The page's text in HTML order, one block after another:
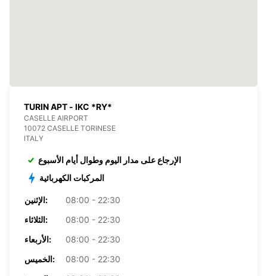
TURIN APT - IKC *RY*
CASELLE AIRPORT
10072 CASELLE TORINESE
ITALY
الإرجاع على مدار اليوم وطوال أيام الأسبوع
المركبات الكهربائية
الإثنين:
08:00 - 22:30
الثلاثاء:
08:00 - 22:30
الأربعاء:
08:00 - 22:30
الخميس:
08:00 - 22:30